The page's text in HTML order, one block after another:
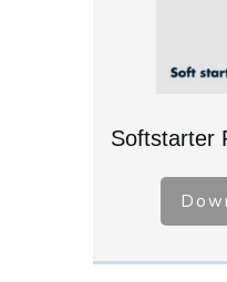
Softstarter